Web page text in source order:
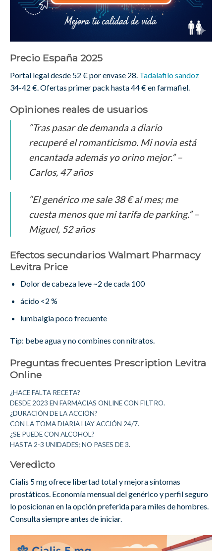
Precio España 2025
Portal legal desde 52 € por envase 28. Tadalafilo sandoz
34-42 €. Ofertas primer pack hasta 44 € en farmafiel.
Opiniones reales de usuarios
“Tras pasar de demanda a diario
recuperé el romanticismo. Mi novia está
encantada además yo orino mejor.” –
Carlos, 47 años
“El genérico me sale 38 € al mes; me
cuesta menos que mi tarifa de parking.” –
Miguel, 52 años
Efectos secundarios Walmart Pharmacy
Levitra Price
Dolor de cabeza leve ~2 de cada 100
ácido <2 %
lumbalgia poco frecuente
Tip: bebe agua y no combines con nitratos.
Preguntas frecuentes Prescription Levitra
Online
¿HACE FALTA RECETA?
DESDE 2023 EN FARMACIAS ONLINE CON FILTRO.
¿DURACIÓN DE LA ACCIÓN?
CON LA TOMA DIARIA HAY ACCIÓN 24/7.
¿SE PUEDE CON ALCOHOL?
HASTA 2-3 UNIDADES; NO PASES DE 3.
Veredicto
Cialis 5 mg ofrece libertad total y mejora síntomas
prostáticos. Economía mensual del genérico y perfil seguro
lo posicionan en la opción preferida para miles de hombres.
Consulta siempre antes de iniciar.